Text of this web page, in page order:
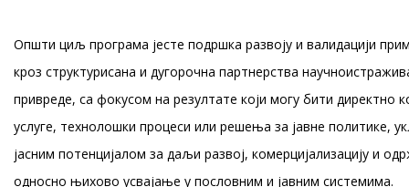
Општи циљ програма јесте подршка развоју и валидацији
кроз структурисана и дугорочна партнерства
привреде, са фокусом на резултате који могу бити директно
услуге, технолошки процеси или решења за јавне политике,
јасним потенцијалом за даљи развој, комерцијализацију и
односно њихово усвајање у пословним и јавним системима.